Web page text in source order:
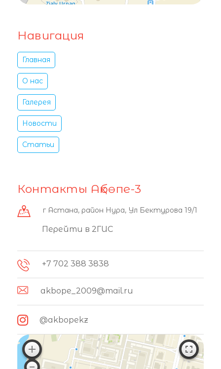
Навигация
Главная
О нас
Галерея
Новости
Статьи
Контакты Ақбөпе-3
г Астана, район Нура, Ул Бектурова 19/1
Перейти в 2ГИС
+7 702 388 3838
akbope_2009@mail.ru
@akbopekz